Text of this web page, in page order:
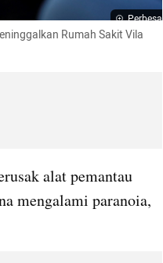
Perbesar
Rumah Sakit Vila
alat pemantau
mengalami paranoia,